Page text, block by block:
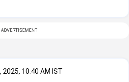
ADVERTISEMENT
2025, 10:40 AM IST